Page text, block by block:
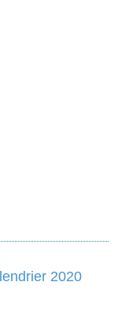
2020